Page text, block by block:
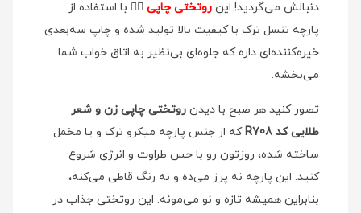
دنبالش می‌گردید! این روتختی چاپی 👉🏻 با استفاده از
پارچه تنسل ترک با کیفیت بالا تولید شده و چاپ سه‌بعدی
خیره‌کننده‌ای داره که جلوه‌ای بی‌نظیر به اتاق خواب شما
می‌بخشه.
تصور کنید هر صبح با دیدن روتختی چاپی زن و شعر
طلایی کد R708
که از جنس پارچه میکرو ترک و یا مخمل
ساخته شده، روزتون رو با حس طراوت و انرژی شروع
کنید. این پارچه نه پرز می‌ده و نه رنگ قاطی می‌کنه،
بنابراین همیشه تازه و نو می‌مونه. این روتختی جذاب در